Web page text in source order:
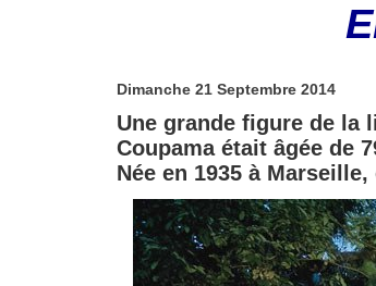
Dimanche 21 Septembre 2014
Une grande figure de la
Coupama était âgée de
Née en 1935 à